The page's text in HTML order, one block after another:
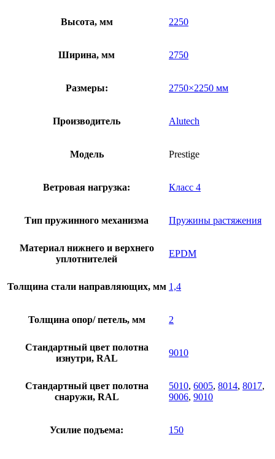
Высота, мм 2250
Ширина, мм 2750
Размеры: 2750×2250 мм
Производитель Alutech
Модель Prestige
Ветровая нагрузка: Класс 4
Тип пружинного механизма Пружины растяжения
Материал нижнего и верхнего
уплотнителей
EPDM
Толщина стали направляющих, мм 1,4
Толщина опор/ петель, мм 2
Стандартный цвет полотна
изнутри, RAL
9010
Стандартный цвет полотна
снаружи, RAL
5010, 6005, 8014, 8017,
9006, 9010
Усилие подъема: 150